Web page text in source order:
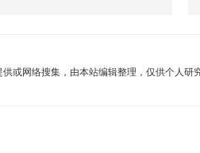
或网络搜集，由本站编辑整理，仅供个人